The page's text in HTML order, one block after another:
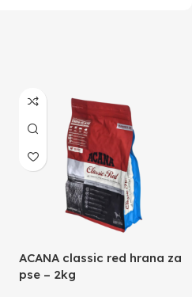
ACANA classic red hrana za
pse – 2kg